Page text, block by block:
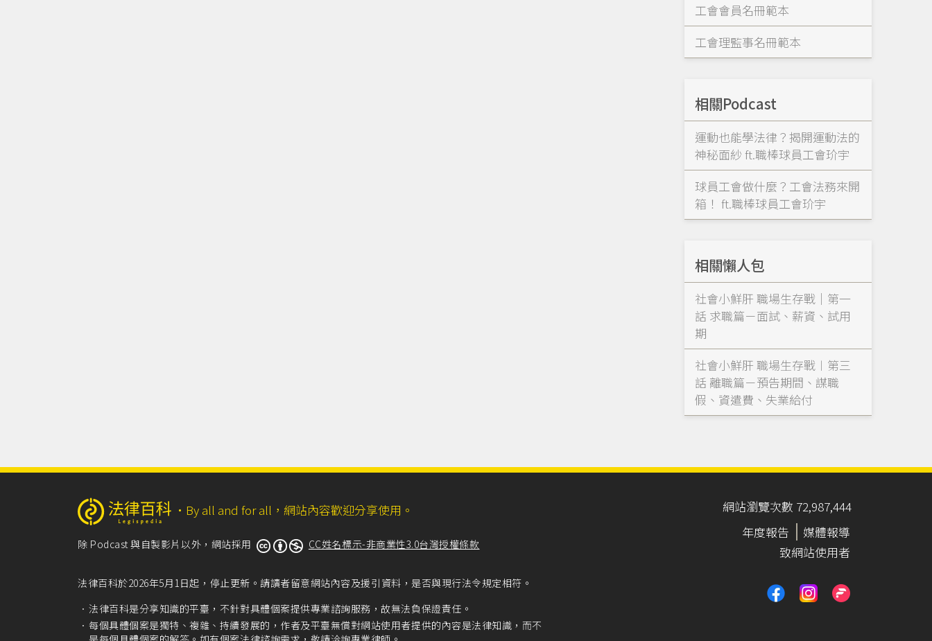
工會會員名冊範本
工會理監事名冊範本
相關Podcast
運動也能學法律？揭開運動法的
神秘面紗 ft.職棒球員工會玠宇
球員工會做什麼？工會法務來開
箱！ ft.職棒球員工會玠宇
相關懶人包
社會小鮮肝 職場生存戰｜第一
話 求職篇－面試、薪資、試用
期
社會小鮮肝 職場生存戰︱第三
話 離職篇－預告期間、謀職
假、資遣費、失業給付
‧ By all and for all，網站內容歡迎分享使用。
除 Podcast 與自製影片以外，網站採用 CC姓名標示-非商業性3.0台灣授權條款
法律百科於2026年5月1日起，停止更新。請讀者留意網站內容及援引資料，是否與現行法令規定相符。
法律百科是分享知識的平臺，不針對具體個案提供專業諮詢服務，故無法負保證責任。
每個具體個案是獨特、複雜、持續發展的，作者及平臺無償對網站使用者提供的內容是法律知識，而不
網站瀏覽次數 72,987,444
年度報告
媒體報導
致網站使用者